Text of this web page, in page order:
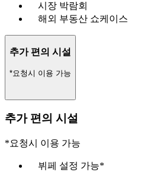
시장 박람회
해외 부동산 쇼케이스
추가 편의 시설
*요청시 이용 가능
추가 편의 시설
*요청시 이용 가능
뷔페 설정 가능*